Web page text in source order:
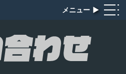
メニュー ▶︎